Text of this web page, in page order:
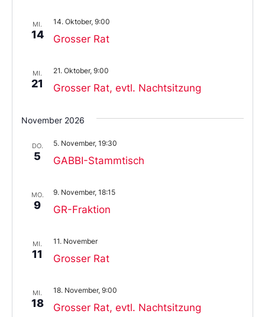
MI.
14 Grosser Rat
14. Oktober, 9:00
MI.
21 Grosser Rat, evtl. Nachtsitzung
21. Oktober, 9:00
November 2026
DO.
5 GABBI-Stammtisch
5. November, 19:30
MO.
9 GR-Fraktion
9. November, 18:15
MI.
11 Grosser Rat
11. November
MI.
18 Grosser Rat, evtl. Nachtsitzung
18. November, 9:00